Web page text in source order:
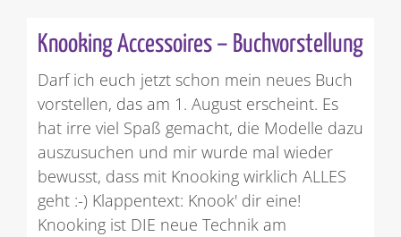
Knooking Accessoires – Buchvorstellung
Darf ich euch jetzt schon mein neues Buch
vorstellen, das am 1. August erscheint. Es
hat irre viel Spaß gemacht, die Modelle dazu
auszusuchen und mir wurde mal wieder
bewusst, dass mit Knooking wirklich ALLES
geht :-) Klappentext: Knook' dir eine!
Knooking ist DIE neue Technik am